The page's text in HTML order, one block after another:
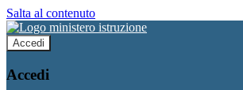
Salta al contenuto
Accedi
Accedi